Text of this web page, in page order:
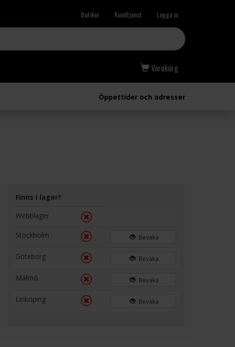
Butiker Kundtjänst Logga in
Varukorg
Öppettider och adresser
Finns i lager?
Webblager
Stockholm Bevaka
Göteborg Bevaka
Malmö Bevaka
Linköping Bevaka